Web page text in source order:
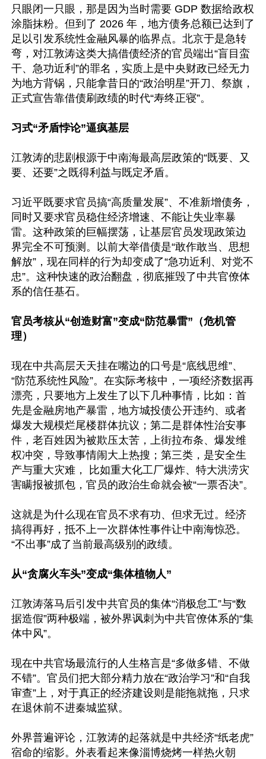
只眼闭一只眼，那是因为当时需要 GDP 数据给政权
涂脂抹粉。但到了 2026 年，地方债务总额已达到了
足以引发系统性金融风暴的临界点。北京于是急转
弯，对江敦涛这类大搞借债经济的官员端出“盲目蛮
干、急功近利”的罪名，实质上是中央财政已经无力
为地方背锅，只能拿昔日的“政治明星”开刀、祭旗，
正式宣告靠借债刷政绩的时代“寿终正寝”。
习式“矛盾悖论”逼疯基层
江敦涛的悲剧根源于中南海最高层政策的“既要、又
要、还要”之既得利益与既定矛盾。
习近平既要求官员搞“高质量发展”、不准新增债务，
同时又要求官员稳住经济增速、不能让失业率暴
雷。这种政策的巨幅摆荡，让基层官员发现政策边
界完全不可预测。以前大举借债是“敢作敢当、思想
解放”，现在同样的行为却变成了“急功近利、对党不
忠”。这种快速的政治翻盘，彻底摧毁了中共官僚体
系的信任基石。
官员考核从“创造财富”变成“防范暴雷”（危机管
理）
现在中共高层天天挂在嘴边的口号是“底线思维”、
“防范系统性风险”。在实际考核中，一项经济数据再
漂亮，只要地方上发生了以下几种事情，比如：首
先是金融房地产暴雷，地方城投债公开违约、或者
爆发大规模烂尾楼群体抗议；第二是群体性治安事
件，老百姓因为被欺压太苦，上街拉布条、爆发维
权冲突，导致事情闹大上热搜；第三类，是安全生
产与重大灾难， 比如重大化工厂爆炸、特大洪涝灾
害瞒报被抓包，官员的政治生命就会被“一票否决”。
这就是为什么现在官员不求有功、但求无过。经济
搞得再好，抵不上一次群体性事件让中南海惊恐。
“不出事”成了当前最高级别的政绩。
从“贪腐火车头”变成“集体植物人”
江敦涛落马后引发中共官员的集体“消极怠工”与“数
据造假”两种极端，被外界讽刺为中共官僚体系的“集
体中风”。
现在中共官场最流行的人生格言是“多做多错、不做
不错”。官员们把大部分精力放在“政治学习”和“自我
审查”上，对于真正的经济建设则是能拖就拖，只求
在退休前不进秦城监狱。
外界普遍评论，江敦涛的起落就是中共经济“纸老虎”
宿命的缩影。外表看起来像淄博烧烤一样热火朝